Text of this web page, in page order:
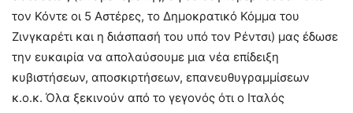
τον Κόντε οι 5 Αστέρες, το Δημοκρατικό Κόμμα του
Ζινγκαρέτι και η διάσπασή του υπό τον Ρέντσι) μας έδωσε
την ευκαιρία να απολαύσουμε μια νέα επίδειξη
κυβιστήσεων, αποσκιρτήσεων, επανευθυγραμμίσεων
κ.ο.κ. Όλα ξεκινούν από το γεγονός ότι ο Ιταλός